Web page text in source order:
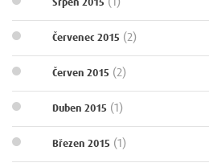
Srpen 2015
Červenec 2015 (2)
Červen 2015 (2)
Duben 2015 (1)
Březen 2015 (1)